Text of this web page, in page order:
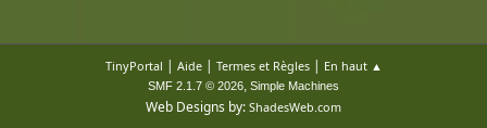
TinyPortal | Aide| Termes et Règles| En haut ▲
SMF 2.1.7 © 2026, Simple Machines
Web Designs by: ShadesWeb.com